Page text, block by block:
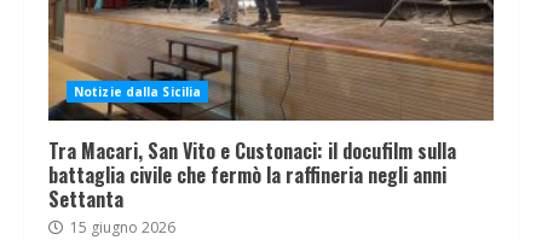
Notizie dalla Sicilia
Tra Macari, San Vito e Custonaci: il docufilm sulla
battaglia civile che fermò la raffineria negli anni
Settanta
15 giugno 2026